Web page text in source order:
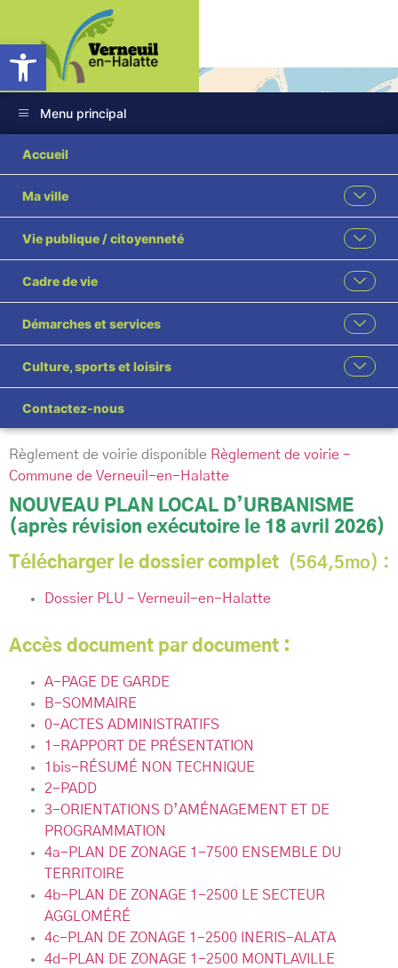
Ouvrir la barre d’outils
Menu principal
Accueil
Ma ville
Vie publique / citoyenneté
Cadre de vie
Démarches et services
Culture, sports et loisirs
Contactez-nous
Plan Local
d’Urbanisme
Partagez cette page
Règlement de voirie disponible Règlement de voirie –
Commune de Verneuil-en-Halatte
NOUVEAU PLAN LOCAL D’URBANISME
(après révision exécutoire le 18 avril 2026)
Télécharger le dossier complet (564,5mo) :
Dossier PLU – Verneuil-en-Halatte
Accès document par document :
A-PAGE DE GARDE
B-SOMMAIRE
0-ACTES ADMINISTRATIFS
1-RAPPORT DE PRÉSENTATION
1bis-RÉSUMÉ NON TECHNIQUE
2-PADD
3-ORIENTATIONS D’AMÉNAGEMENT ET DE
PROGRAMMATION
4a-PLAN DE ZONAGE 1-7500 ENSEMBLE DU
TERRITOIRE
4b-PLAN DE ZONAGE 1-2500 LE SECTEUR
AGGLOMÉRÉ
4c-PLAN DE ZONAGE 1-2500 INERIS-ALATA
4d-PLAN DE ZONAGE 1-2500 MONTLAVILLE